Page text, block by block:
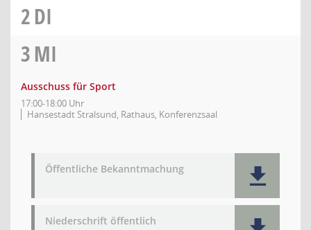
2DI
3MI
Ausschuss für Sport
17:00-18:00 Uhr
Hansestadt Stralsund, Rathaus, Konferenzsaal
Öffentliche Bekanntmachung
Niederschrift öffentlich